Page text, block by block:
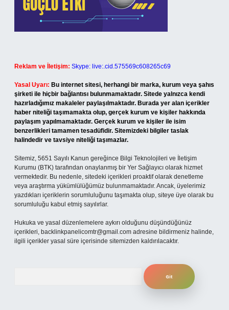
Reklam ve İletişim: Skype: live:.cid.575569c608265c69
Yasal Uyarı: Bu internet sitesi, herhangi bir marka, kurum veya şahıs
şirketi ile hiçbir bağlantısı bulunmamaktadır. Sitede yalnızca kendi
hazırladığımız makaleler paylaşılmaktadır. Burada yer alan içerikler
haber niteliği taşımamakta olup, gerçek kurum ve kişiler hakkında
paylaşım yapılmamaktadır. Gerçek kurum ve kişiler ile isim
benzerlikleri tamamen tesadüfidir. Sitemizdeki bilgiler taslak
halindedir ve tavsiye niteliği taşımazlar.
Sitemiz, 5651 Sayılı Kanun gereğince Bilgi Teknolojileri ve İletişim
Kurumu (BTK) tarafından onaylanmış bir Yer Sağlayıcı olarak hizmet
vermektedir. Bu nedenle, sitedeki içerikleri proaktif olarak denetleme
veya araştırma yükümlülüğümüz bulunmamaktadır. Ancak, üyelerimiz
yazdıkları içeriklerin sorumluluğunu taşımakta olup, siteye üye olarak bu
sorumluluğu kabul etmiş sayılırlar.
Hukuka ve yasal düzenlemelere aykırı olduğunu düşündüğünüz
içerikleri, backlinkpanelicomtr@gmail.com adresine bildirmeniz halinde,
ilgili içerikler yasal süre içerisinde sitemizden kaldırılacaktır.